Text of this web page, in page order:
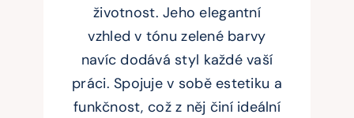
životnost. Jeho elegantní
vzhled v tónu zelené barvy
navíc dodává styl každé vaší
práci. Spojuje v sobě estetiku a
funkčnost, což z něj činí ideální